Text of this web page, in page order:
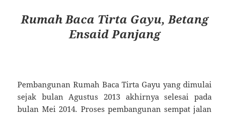
Rumah Baca Tirta Gayu, Betang
Ensaid Panjang
Pembangunan Rumah Baca Tirta Gayu yang dimulai
sejak bulan Agustus 2013 akhirnya selesai pada
bulan Mei 2014. Proses pembangunan sempat jalan